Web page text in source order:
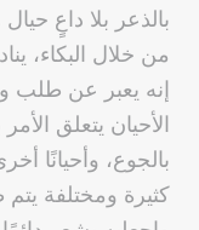
بالذعر بلا داعٍ
من خلال البكاء،
إنه يعبر عن طلب
الأحيان يتعلق
بالجوع، وأحيانًا
كثيرة ومختلفة